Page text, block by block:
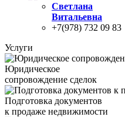
Светлана
Витальевна
+7(978) 732 09 83
Услуги
Юридическое
сопровождение сделок
Подготовка документов
к продаже недвижимости